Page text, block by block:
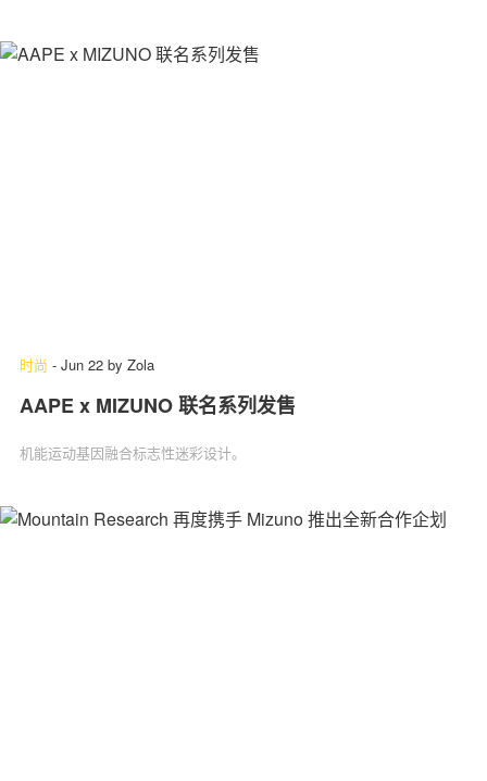
时尚 - Jun 22 by Zola
AAPE x MIZUNO 联名系列发售
机能运动基因融合标志性迷彩设计。